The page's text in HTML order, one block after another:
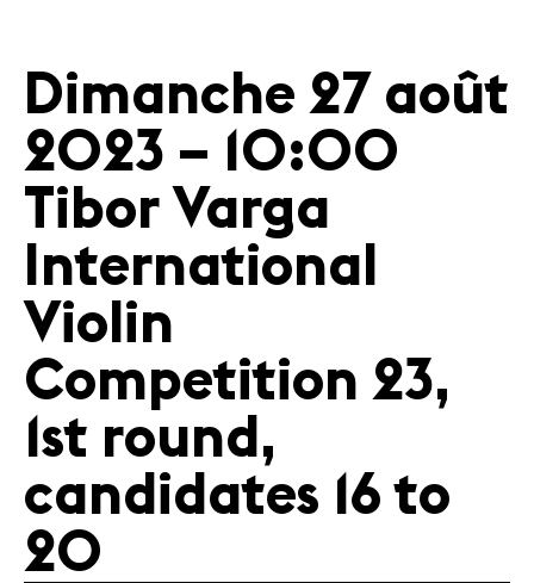
Dimanche 27 août
2023 – 10:00
Tibor Varga
International
Violin
Competition 23,
1st round,
candidates 16 to
20